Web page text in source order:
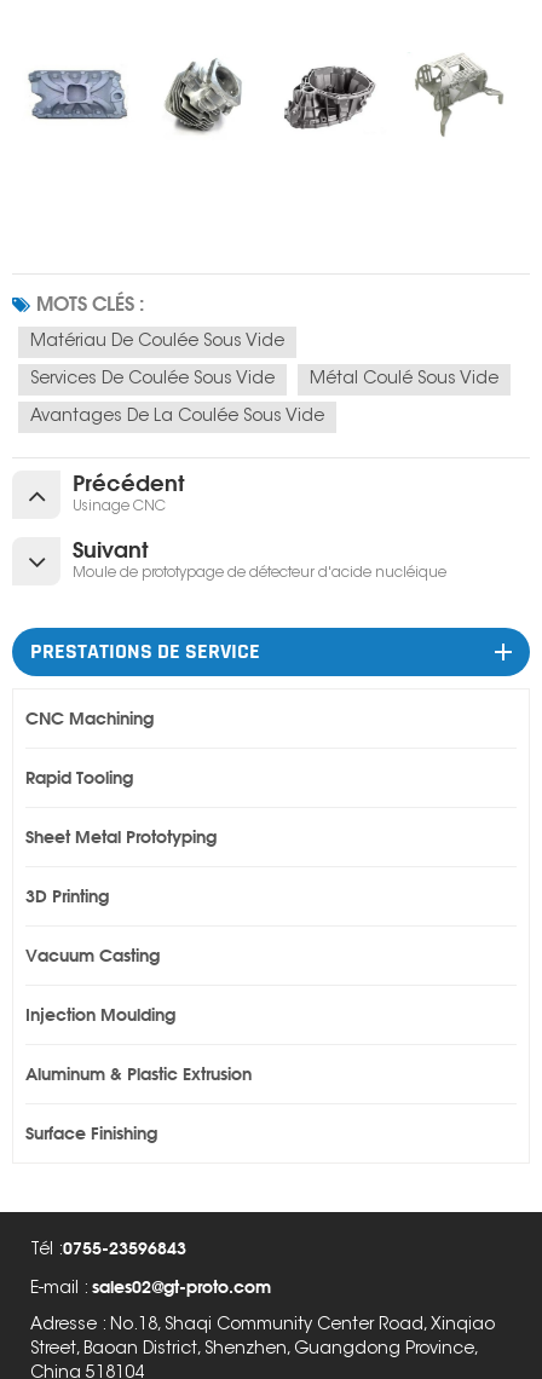
MOTS CLÉS :
Matériau De Coulée Sous Vide
Services De Coulée Sous Vide Métal Coulé Sous Vide
Avantages De La Coulée Sous Vide
Précédent
Usinage CNC
Suivant
Moule de prototypage de détecteur d'acide nucléique
PRESTATIONS DE SERVICE
CNC Machining
Rapid Tooling
Sheet Metal Prototyping
3D Printing
Vacuum Casting
Injection Moulding
Aluminum & Plastic Extrusion
Surface Finishing
Tél :0755-23596843
E-mail : sales02@gt-proto.com
Adresse : No.18, Shaqi Community Center Road, Xinqiao
Street, Baoan District, Shenzhen, Guangdong Province,
China 518104